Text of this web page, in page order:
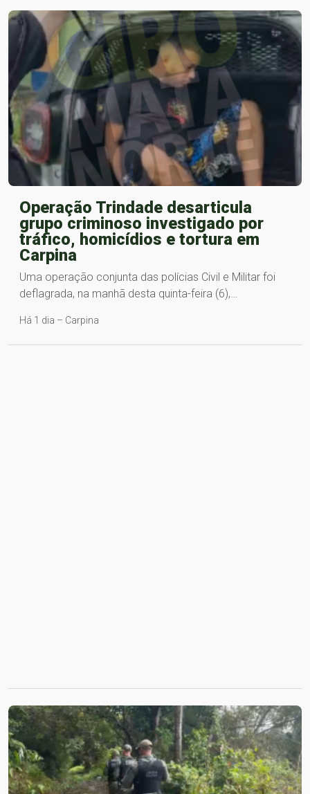
Operação Trindade desarticula
grupo criminoso investigado por
tráfico, homicídios e tortura em
Carpina
Uma operação conjunta das polícias Civil e Militar foi
deflagrada, na manhã desta quinta-feira (6),…
Há 1 dia – Carpina